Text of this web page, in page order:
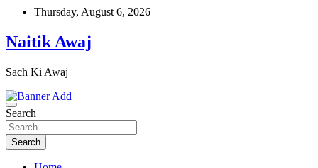
Skip
content
Thursday, August 6, 2026
Naitik Awaj
Sach Ki Awaj
Search
Search